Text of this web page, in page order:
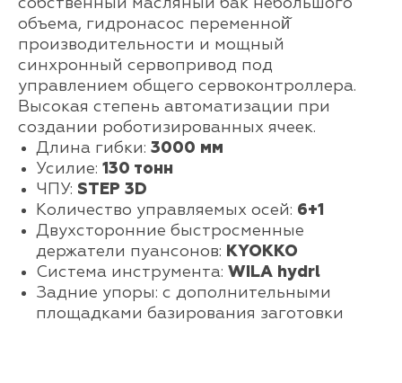
объема, гидронасос переменной̆
производительности и мощный
синхронный сервопривод под
управлением общего сервоконтроллера.
Высокая степень автоматизации при
создании роботизированных ячеек.
Длина гибки: 3000 мм
Усилие: 130 тонн
ЧПУ: STEP 3D
Количество управляемых осей: 6+1
Двухсторонние быстросменные
держатели пуансонов: KYOKKO
Система инструмента: WILA hydrl
Задние упоры: с дополнительными
площадками базирования заготовки